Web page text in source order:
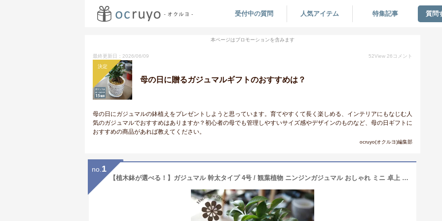
受付中の質問 人気アイテム 特集記事 質問
本ページはプロモーションを含みます
最終更新日：2026/06/09 52View 26 コメント
決定
母の日に贈るガジュマルギフトのおすすめは？
母の日にガジュマルの鉢植えをプレゼントしようと思っています。育てやすくて長く楽しめる、インテリアにもなじむ人
気のガジュマルでおすすめはありますか？初心者の母でも管理しやすいサイズ感やデザインのものなど、母の日ギフトに
おすすめの商品があれば教えてください。
ocruyo(オクルヨ)編集部
no. 1
【植木鉢が選べる！】ガジュマル 幹太タイプ 4号 / 観葉植物 ニンジンガジュマル おしゃれ ミニ 卓上 陶器鉢 プレゼント 母の日 (一部地域送料無料)